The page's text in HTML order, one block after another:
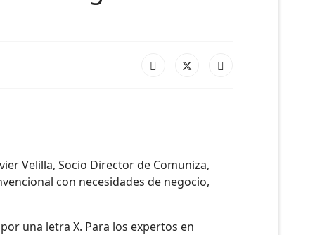
Velilla, Socio Director de Comuniza,
con necesidades de negocio,
una letra X. Para los expertos en